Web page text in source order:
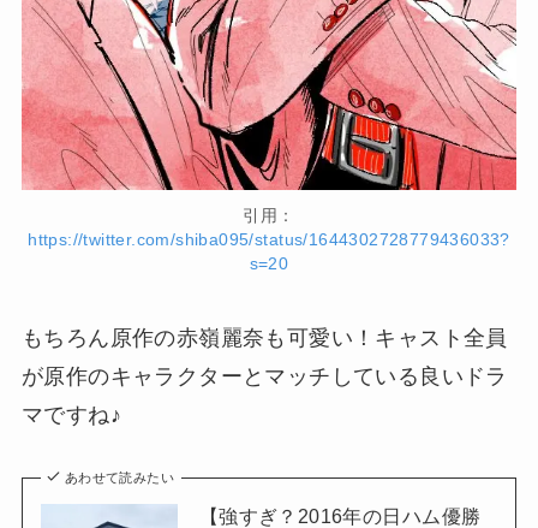
引用：
https://twitter.com/shiba095/status/1644302728779436033?
s=20
もちろん原作の赤嶺麗奈も可愛い！キャスト全員
が原作のキャラクターとマッチしている良いドラ
マですね♪
あわせて読みたい
【強すぎ？2016年の日ハム優勝